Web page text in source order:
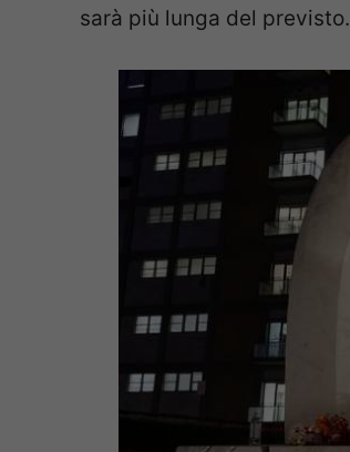
sarà più lunga del previsto.